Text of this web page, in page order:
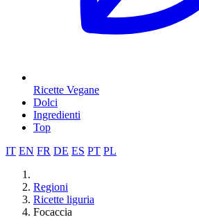
Ricette Vegane
Dolci
Ingredienti
Top
IT EN FR DE ES PT PL
Regioni
Ricette liguria
Focaccia